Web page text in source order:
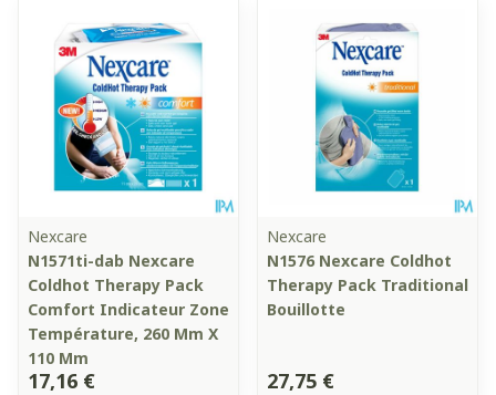
Nexcare
N1571ti-dab Nexcare
Coldhot Therapy Pack
Comfort Indicateur Zone
Température, 260 Mm X
110 Mm
17,16 €
Nexcare
N1576 Nexcare Coldhot
Therapy Pack Traditional
Bouillotte
27,75 €